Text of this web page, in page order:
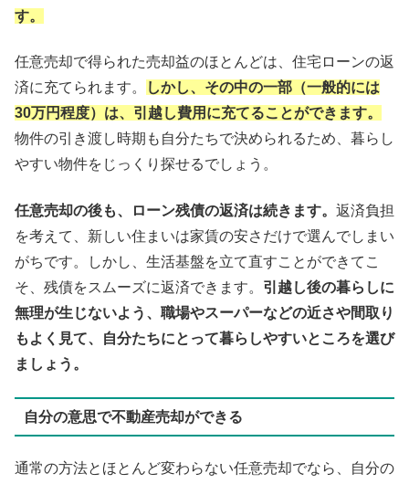
す。
任意売却で得られた売却益のほとんどは、住宅ローンの返
済に充てられます。
しかし、その中の一部（一般的には
30万円程度）は、引越し費用に充てることができます。
物件の引き渡し時期も自分たちで決められるため、暮らし
やすい物件をじっくり探せるでしょう。
任意売却の後も、ローン残債の返済は続きます。 返済負担
を考えて、新しい住まいは家賃の安さだけで選んでしまい
がちです。しかし、 生活基盤を立て直すことができてこ
そ、残債をスムーズに返済できます。 引越し後の暮らしに
無理が生じないよう、 職場やスーパーなどの近さや間取り
もよく見て、自分たちにとって暮らしやすいところを選び
ましょう。
自分の意思で不動産売却ができる
通常の方法とほとんど変わらない任意売却でなら、自分の